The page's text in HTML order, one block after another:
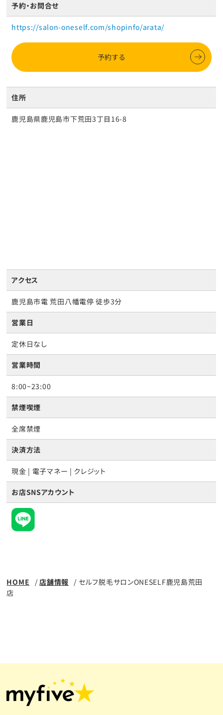
予約・お問合せ
https://salon-oneself.com/shopinfo/arata/
予約する
住所
鹿児島県鹿児島市下荒田3丁目16-8
アクセス
鹿児島市電 荒田八幡電停 徒歩3分
営業日
定休日なし
営業時間
8:00~23:00
禁煙喫煙
全席禁煙
決済方法
現金 | 電子マネー | クレジット
お店SNSアカウント
HOME 店舗情報
セルフ脱毛サロンONESELF鹿児島荒田
店